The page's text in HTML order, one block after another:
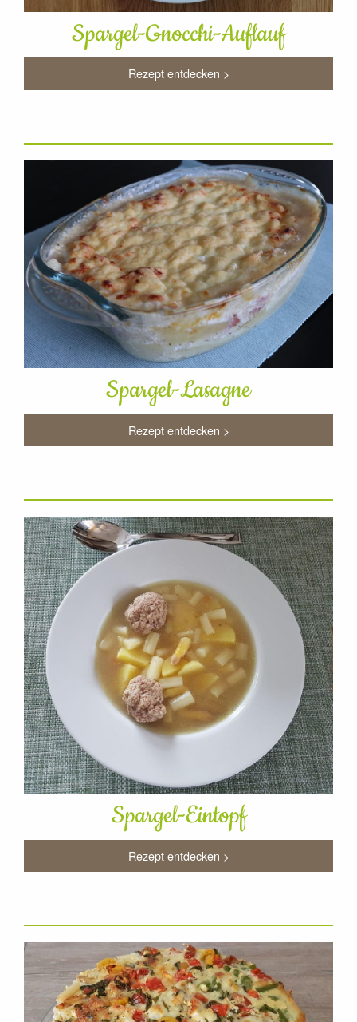
Spargel-Gnocchi-Auflauf
Rezept entdecken >
Spargel-Lasagne
Rezept entdecken >
Spargel-Eintopf
Rezept entdecken >